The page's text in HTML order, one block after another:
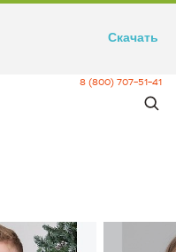
8 (800) 707-51-41
Скачать